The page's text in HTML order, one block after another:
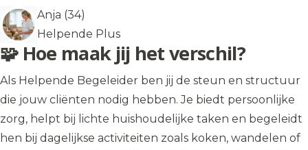
Anja (34)
Helpende Plus
🧩 Hoe maak jij het verschil?
Als Helpende Begeleider ben jij de steun en structuur
die jouw cliënten nodig hebben. Je biedt persoonlijke
zorg, helpt bij lichte huishoudelijke taken en begeleidt
hen bij dagelijkse activiteiten zoals koken, wandelen of